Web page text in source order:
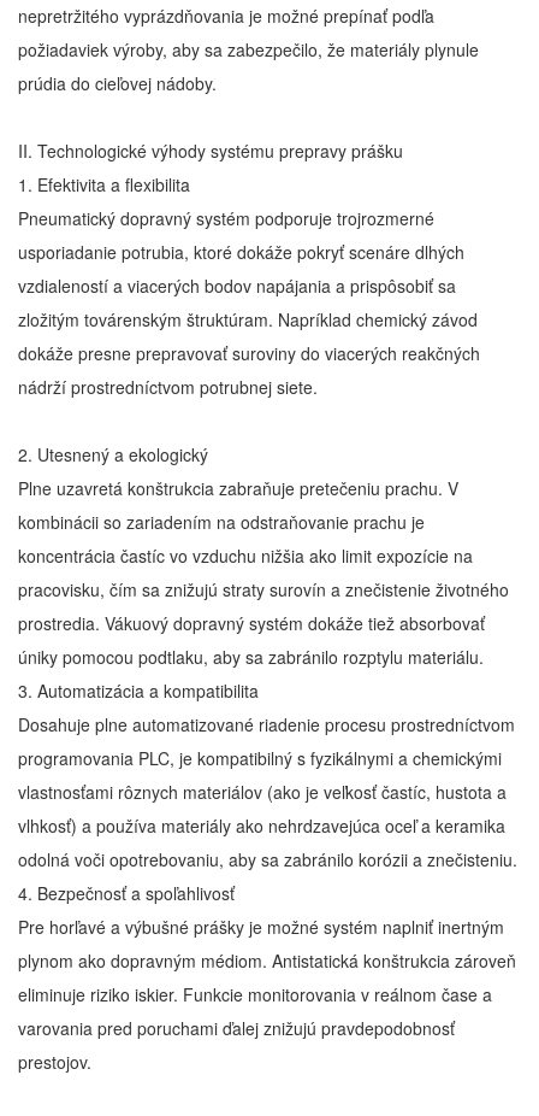
nepretržitého vyprázdňovania je možné prepínať podľa
požiadaviek výroby, aby sa zabezpečilo, že materiály plynule
prúdia do cieľovej nádoby.
II. Technologické výhody systému prepravy prášku
1. Efektivita a flexibilita
Pneumatický dopravný systém podporuje trojrozmerné
usporiadanie potrubia, ktoré dokáže pokryť scenáre dlhých
vzdialeností a viacerých bodov napájania a prispôsobiť sa
zložitým továrenským štruktúram. Napríklad chemický závod
dokáže presne prepravovať suroviny do viacerých reakčných
nádrží prostredníctvom potrubnej siete.
2. Utesnený a ekologický
Plne uzavretá konštrukcia zabraňuje pretečeniu prachu. V
kombinácii so zariadením na odstraňovanie prachu je
koncentrácia častíc vo vzduchu nižšia ako limit expozície na
pracovisku, čím sa znižujú straty surovín a znečistenie životného
prostredia. Vákuový dopravný systém dokáže tiež absorbovať
úniky pomocou podtlaku, aby sa zabránilo rozptylu materiálu.
3. Automatizácia a kompatibilita
Dosahuje plne automatizované riadenie procesu prostredníctvom
programovania PLC, je kompatibilný s fyzikálnymi a chemickými
vlastnosťami rôznych materiálov (ako je veľkosť častíc, hustota a
vlhkosť) a používa materiály ako nehrdzavejúca oceľ a keramika
odolná voči opotrebovaniu, aby sa zabránilo korózii a znečisteniu.
4. Bezpečnosť a spoľahlivosť
Pre horľavé a výbušné prášky je možné systém naplniť inertným
plynom ako dopravným médiom. Antistatická konštrukcia zároveň
eliminuje riziko iskier. Funkcie monitorovania v reálnom čase a
varovania pred poruchami ďalej znižujú pravdepodobnosť
prestojov.